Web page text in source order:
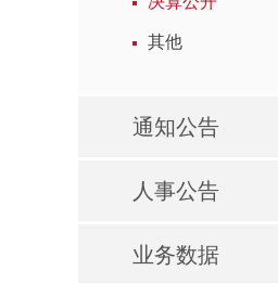
其他
通知公告
人事公告
业务数据